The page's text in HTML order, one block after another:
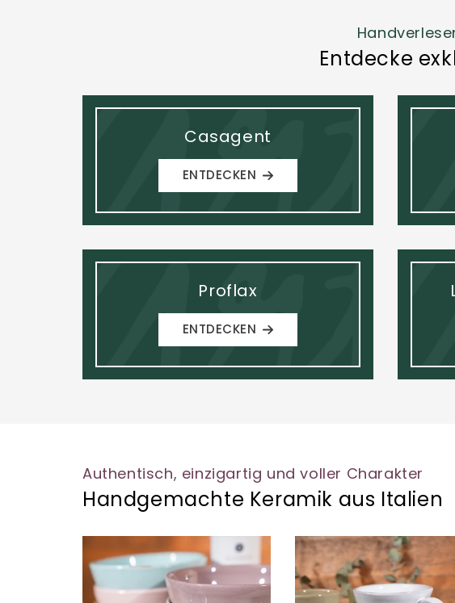
Entdecke
Casagent
ENTDECKEN
Proflax
ENTDECKEN
Authentisch, einzigartig und voller Charakter
Handgemachte Keramik aus Italien